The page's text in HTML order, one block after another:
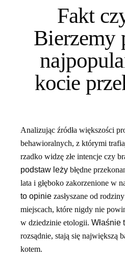
Fakt
Bierzemy
kocie
Analizując źródła większości
behawioralnych, z którymi
rzadko widzę złe intencje czy
podstaw leży błędne
lata i głęboko zakorzenione w
to opinie zasłyszane od
miejscach, które nigdy nie
w dziedzinie etologii.Właśnie
rozsądnie, stają się największą
kotem.